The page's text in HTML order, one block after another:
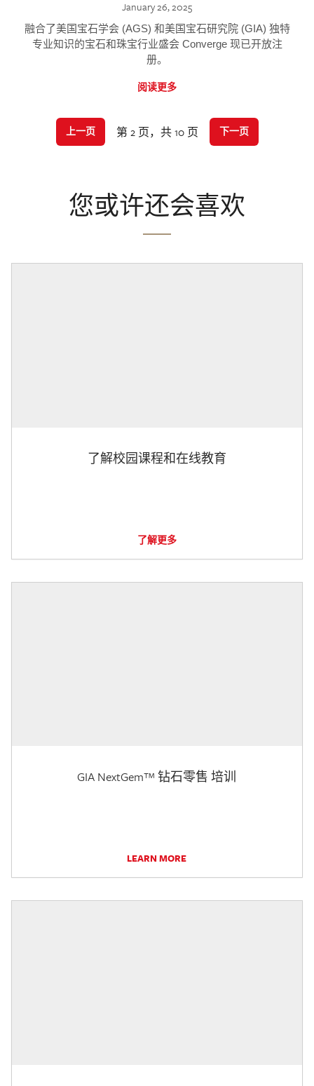
January 26, 2025
融合了美国宝石学会 (AGS) 和美国宝石研究院 (GIA) 独特
专业知识的宝石和珠宝行业盛会 Converge 现已开放注
册。
阅读更多
上一页 第 2 页，共 10 页 下一页
您或许还会喜欢
了解校园课程和在线教育
了解更多
GIA NextGem™ 钻石零售 培训
LEARN MORE